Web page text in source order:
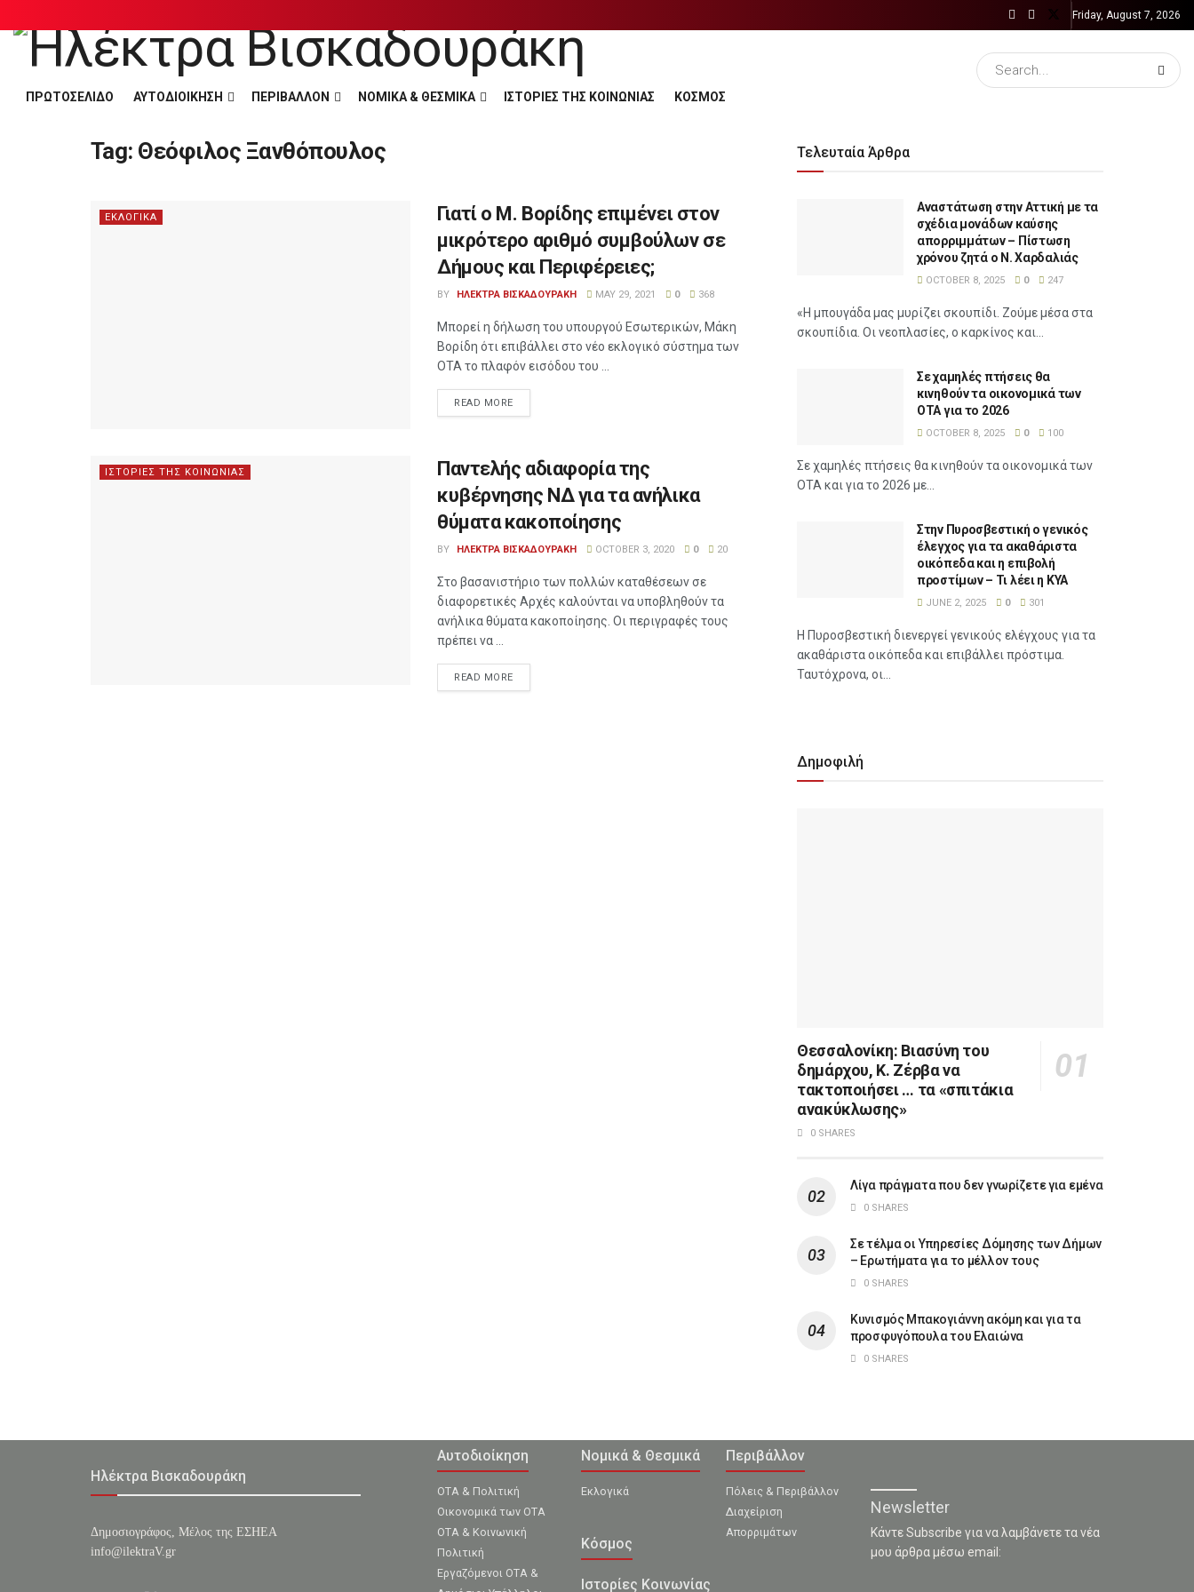
Friday, August 7, 2026
ΠΡΩΤΟΣΕΛΙΔΟ ΑΥΤΟΔΙΟΙΚΗΣΗ ΠΕΡΙΒΑΛΛΟΝ ΝΟΜΙΚΑ & ΘΕΣΜΙΚΑ ΙΣΤΟΡΙΕΣ ΤΗΣ ΚΟΙΝΩΝΙΑΣ ΚΟΣΜΟΣ
Tag: Θεόφιλος Ξανθόπουλος
ΕΚΛΟΓΙΚΑ
Γιατί ο Μ. Βορίδης επιμένει στον
μικρότερο αριθμό συμβούλων σε
Δήμους και Περιφέρειες;
BY ΗΛΕΚΤΡΑ ΒΙΣΚΑΔΟΥΡΑΚΗ MAY 29, 2021 0 368
Μπορεί η δήλωση του υπουργού Εσωτερικών, Μάκη
Βορίδη ότι επιβάλλει στο νέο εκλογικό σύστημα των
ΟΤΑ το πλαφόν εισόδου του ...
READ MORE
ΙΣΤΟΡΙΕΣ ΤΗΣ ΚΟΙΝΩΝΙΑΣ
Παντελής αδιαφορία της
κυβέρνησης ΝΔ για τα ανήλικα
θύματα κακοποίησης
BY ΗΛΕΚΤΡΑ ΒΙΣΚΑΔΟΥΡΑΚΗ OCTOBER 3, 2020 0 20
Στο βασανιστήριο των πολλών καταθέσεων σε
διαφορετικές Αρχές καλούνται να υποβληθούν τα
ανήλικα θύματα κακοποίησης. Οι περιγραφές τους
πρέπει να ...
READ MORE
Τελευταία Άρθρα
Αναστάτωση στην Αττική με τα
σχέδια μονάδων καύσης
απορριμμάτων – Πίστωση
χρόνου ζητά ο Ν. Χαρδαλιάς
OCTOBER 8, 2025 0 247
«Η μπουγάδα μας μυρίζει σκουπίδι. Ζούμε μέσα στα
σκουπίδια. Οι νεοπλασίες, ο καρκίνος και...
Σε χαμηλές πτήσεις θα
κινηθούν τα οικονομικά των
ΟΤΑ για το 2026
OCTOBER 8, 2025 0 100
Σε χαμηλές πτήσεις θα κινηθούν τα οικονομικά των
ΟΤΑ και για το 2026 με...
Στην Πυροσβεστική ο γενικός
έλεγχος για τα ακαθάριστα
οικόπεδα και η επιβολή
προστίμων – Τι λέει η ΚΥΑ
JUNE 2, 2025 0 301
Η Πυροσβεστική διενεργεί γενικούς ελέγχους για τα
ακαθάριστα οικόπεδα και επιβάλλει πρόστιμα.
Ταυτόχρονα, οι...
Δημοφιλή
Θεσσαλονίκη: Βιασύνη του
δημάρχου, Κ. Ζέρβα να
τακτοποιήσει … τα «σπιτάκια
ανακύκλωσης»
0 SHARES
Λίγα πράγματα που δεν γνωρίζετε για εμένα
0 SHARES
Σε τέλμα οι Υπηρεσίες Δόμησης των Δήμων
– Ερωτήματα για το μέλλον τους
0 SHARES
Κυνισμός Μπακογιάννη ακόμη και για τα
προσφυγόπουλα του Ελαιώνα
0 SHARES
Ηλέκτρα Βισκαδουράκη
Δημοσιογράφος, Μέλος της ΕΣHΕΑ
info@ilektraV.gr
Αυτοδιοίκηση
ΟΤΑ & Πολιτική
Οικονομικά των ΟΤΑ
ΟΤΑ & Κοινωνική
Πολιτική
Εργαζόμενοι ΟΤΑ &
Νομικά & Θεσμικά
Εκλογικά
Κόσμος
Ιστορίες Κοινωνίας
Περιβάλλον
Πόλεις & Περιβάλλον
Διαχείριση
Απορριμάτων
Newsletter
Κάντε Subscribe για να λαμβάνετε τα νέα
μου άρθρα μέσω email: